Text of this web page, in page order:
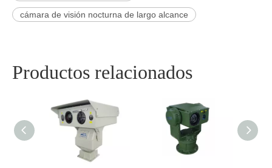
cámara de visión nocturna de largo alcance
Productos relacionados